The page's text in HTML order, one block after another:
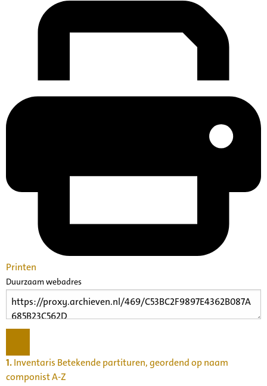
Printen
Duurzaam webadres
1.Inventaris Betekende partituren, geordend op naam
componist A-Z